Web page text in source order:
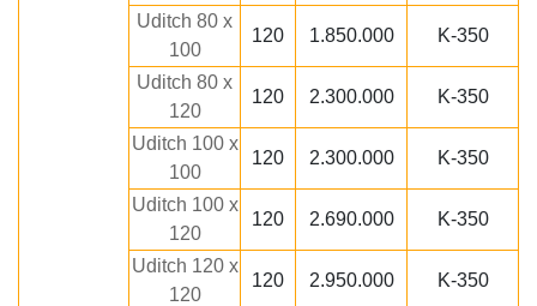
Uditch 80 x
100
120 1.850.000 K-350
Uditch 80 x
120
120 2.300.000 K-350
Uditch 100 x
100
120 2.300.000 K-350
Uditch 100 x
120
120 2.690.000 K-350
Uditch 120 x
120
120 2.950.000 K-350